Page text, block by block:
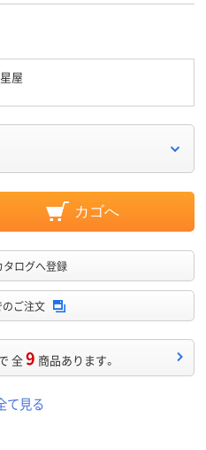
屋
カゴへ
タログへ登録
のご注文
全9 商品あります。
て見る